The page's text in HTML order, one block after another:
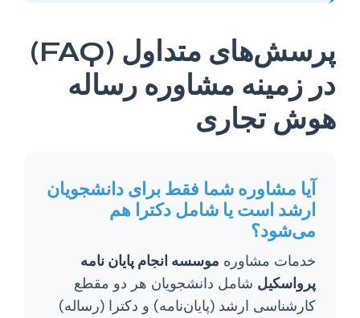
پرسش‌های متداول (FAQ)
در زمینه مشاوره رساله
هوش تجاری
آیا مشاوره شما فقط برای دانشجویان
ارشد است یا شامل دکترا هم
می‌شود؟
خدمات مشاوره موسسه انجام پایان نامه
پرواسکیل شامل دانشجویان هر دو مقطع
کارشناسی ارشد (پایان‌نامه) و دکترا (رساله)